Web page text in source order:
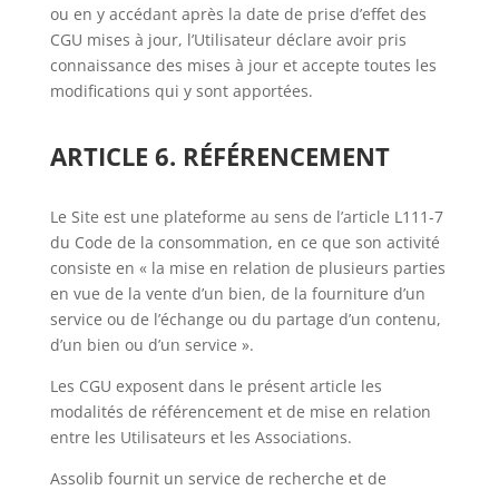
ou en y accédant après la date de prise d’effet des
CGU mises à jour, l’Utilisateur déclare avoir pris
connaissance des mises à jour et accepte toutes les
modifications qui y sont apportées.
ARTICLE 6. RÉFÉRENCEMENT
Le Site est une plateforme au sens de l’article L111-7
du Code de la consommation, en ce que son activité
consiste en « la mise en relation de plusieurs parties
en vue de la vente d’un bien, de la fourniture d’un
service ou de l’échange ou du partage d’un contenu,
d’un bien ou d’un service ».
Les CGU exposent dans le présent article les
modalités de référencement et de mise en relation
entre les Utilisateurs et les Associations.
Assolib fournit un service de recherche et de